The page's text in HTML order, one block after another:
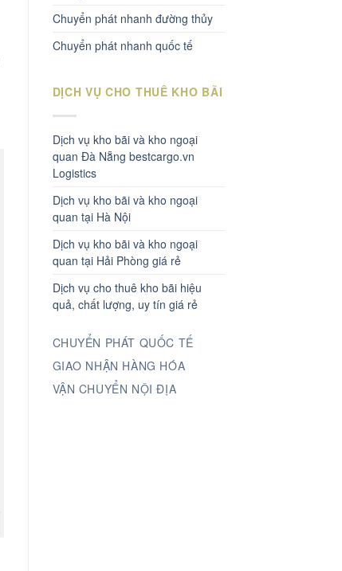
Chuyển phát nhanh đường thủy
Chuyển phát nhanh quốc tế
DỊCH VỤ CHO THUÊ KHO BÃI
Dịch vụ kho bãi và kho ngoại
quan Đà Nẵng bestcargo.vn
Logistics
Dịch vụ kho bãi và kho ngoại
quan tại Hà Nội
Dịch vụ kho bãi và kho ngoại
quan tại Hải Phòng giá rẻ
Dịch vụ cho thuê kho bãi hiệu
quả, chất lượng, uy tín giá rẻ
CHUYỂN PHÁT QUỐC TẾ
GIAO NHẬN HÀNG HÓA
VẬN CHUYỂN NỘI ĐỊA